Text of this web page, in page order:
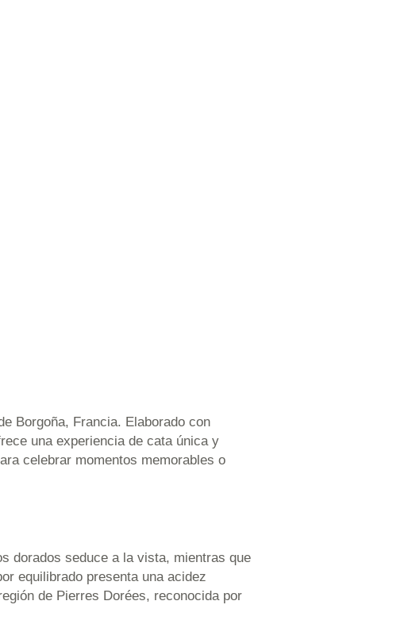
Borgoña, Francia. Elaborado con
una experiencia de cata única y
celebrar momentos memorables o
dorados seduce a la vista, mientras que
equilibrado presenta una acidez
de Pierres Dorées, reconocida por